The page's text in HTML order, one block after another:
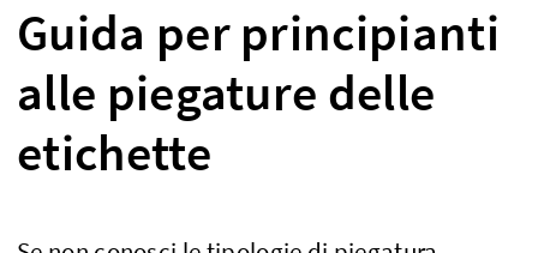
Guida per principianti
alle piegature delle
etichette